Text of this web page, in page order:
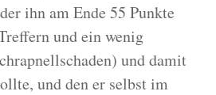
ihn am Ende 55 Punkte
und ein wenig
und damit
und den er selbst im